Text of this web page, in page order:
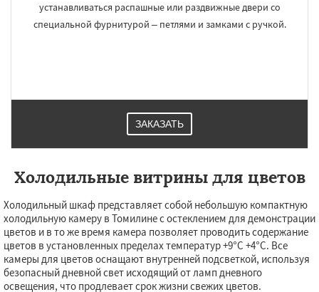
устанавливаться распашные или раздвижные двери со
специальной фурнитурой – петлями и замками с ручкой.
ЗАКАЗАТЬ
Холодильные витрины для цветов
Холодильный шкаф представляет собой небольшую компактную
холодильную камеру в Томилине с остеклением для демонстрации
цветов и в то же время камера позволяет проводить содержание
цветов в установленных пределах температур +9°С +4°С. Все
камеры для цветов оснащают внутренней подсветкой, используя
безопасный дневной свет исходящий от ламп дневного
освещения, что продлевает срок жизни свежих цветов.